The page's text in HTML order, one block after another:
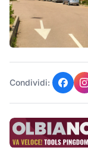
Condividi: